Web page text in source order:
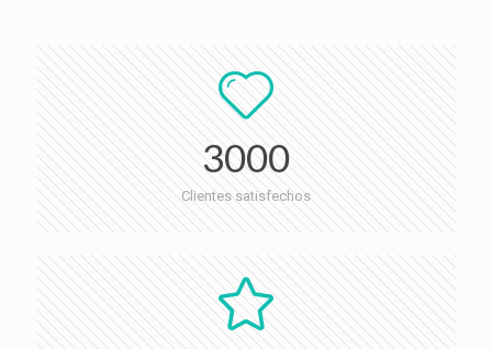
3000
Clientes satisfechos